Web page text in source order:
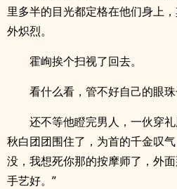
里多半的目光都定格在他们身上
外炽烈。
霍峋挨个扫视了回去。
看什么看，管不好自己的眼珠
还不等他瞪完男人，一伙穿
秋白团团围住了，为首的千金叹
没，我想死你那的按摩师了，外
手艺好。”